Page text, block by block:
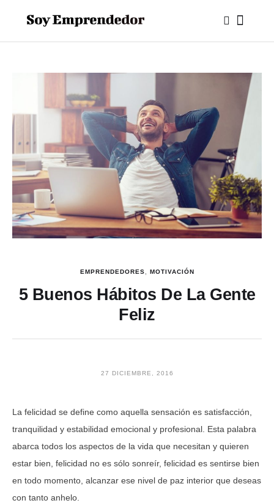
EMPRENDEDORES MOTIVACIÓN
5 Buenos Hábitos De La Gente
Feliz
27 DICIEMBRE, 2016
La felicidad se define como aquella sensación es satisfacción,
tranquilidad y estabilidad emocional y profesional. Esta palabra
abarca todos los aspectos de la vida que necesitan y quieren
estar bien, felicidad no es sólo sonreír, felicidad es sentirse bien
en todo momento, alcanzar ese nivel de paz interior que deseas
con tanto anhelo.